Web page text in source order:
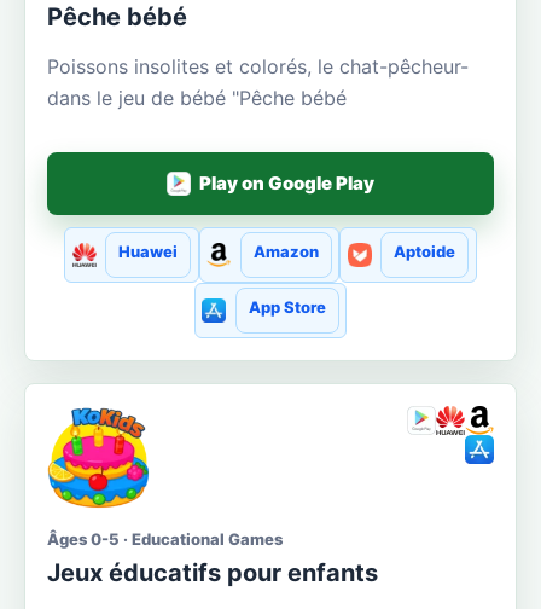
Pêche bébé
Poissons insolites et colorés, le chat-pêcheur-
dans le jeu de bébé "Pêche bébé
Play on Google Play
Huawei Amazon Aptoide
App Store
Âges 0-5 · Educational Games
Jeux éducatifs pour enfants